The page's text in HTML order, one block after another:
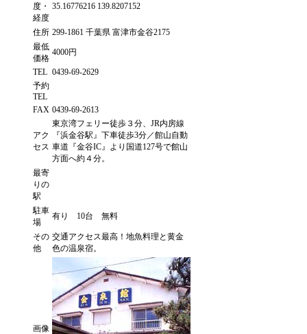
度・
経度
35.16776216 139.8207152
住所 299-1861 千葉県 富津市金谷2175
最低
価格
4000円
TEL 0439-69-2629
予約
TEL
FAX 0439-69-2613
アク
セス
東京湾フェリー徒歩３分、JR内房線
『浜金谷駅』下車徒歩3分／館山自動
車道『金谷IC』より国道127号で館山
方面へ約４分。
最寄
りの
駅
駐車
場
有り 10台 無料
その
他
交通アクセス最高！地魚料理と黄金
色の温泉宿。
画像